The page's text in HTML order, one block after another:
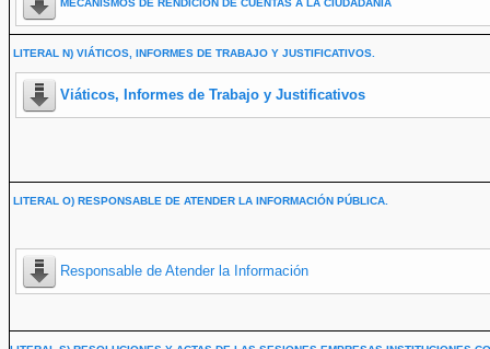
MECANISMOS DE RENDICIÓN DE CUENTAS A LA CIUDADANÍA
LITERAL N) VIÁTICOS, INFORMES DE TRABAJO Y JUSTIFICATIVOS.
Viáticos, Informes de Trabajo y Justificativos
LITERAL O) RESPONSABLE DE ATENDER LA INFORMACIÓN PÚBLICA.
Responsable de Atender la Información